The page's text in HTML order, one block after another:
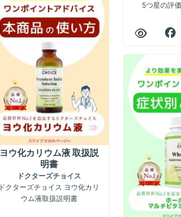
5つ星の評
ヨウ化カリウム液 取扱説
明書
ドクターズチョイス
ドクターズチョイス ヨウ化カリ
ウム液取扱説明書